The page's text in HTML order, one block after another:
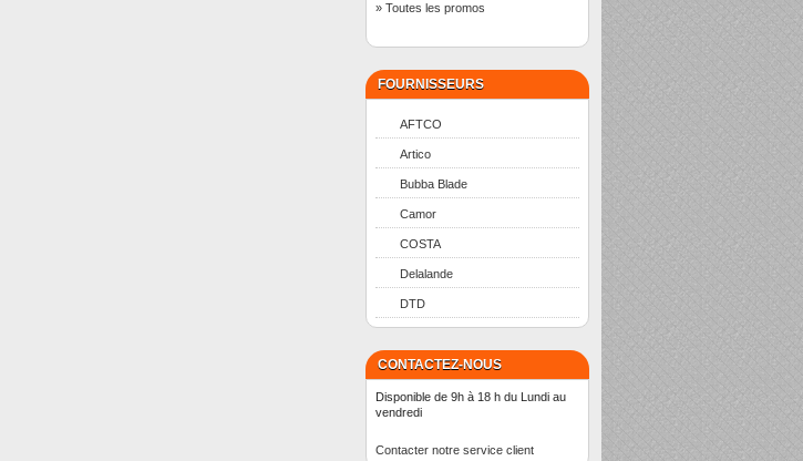
» Toutes les promos
FOURNISSEURS
AFTCO
Artico
Bubba Blade
Camor
COSTA
Delalande
DTD
CONTACTEZ-NOUS
Disponible de 9h à 18 h du Lundi au
vendredi
Contacter notre service client